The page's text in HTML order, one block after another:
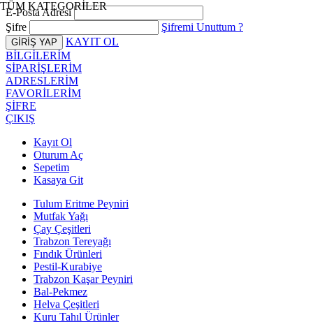
E-Posta Adresi
Şifre
Şifremi Unuttum ?
KAYIT OL
BİLGİLERİM
SİPARİŞLERİM
ADRESLERİM
FAVORİLERİM
ŞİFRE
ÇIKIŞ
Kayıt Ol
Oturum Aç
Sepetim
Kasaya Git
Tulum Eritme Peyniri
Mutfak Yağı
Çay Çeşitleri
Trabzon Tereyağı
Fındık Ürünleri
Pestil-Kurabiye
Trabzon Kaşar Peyniri
Bal-Pekmez
Helva Çeşitleri
Kuru Tahıl Ürünler
TÜM KATEGORİLER